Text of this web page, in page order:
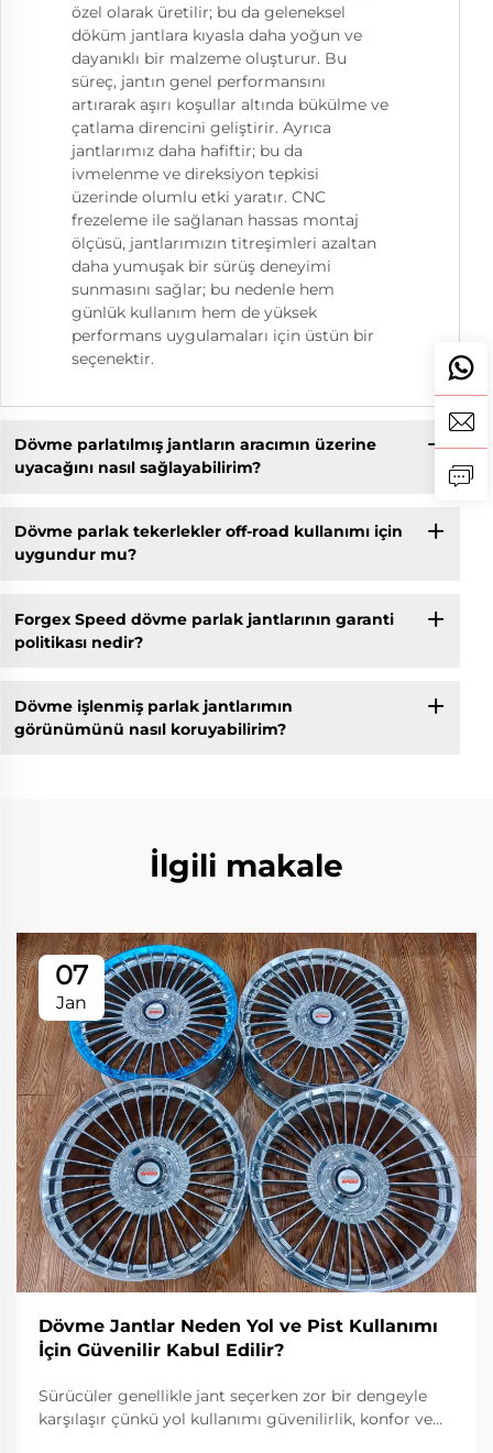
özel olarak üretilir; bu da geleneksel
döküm jantlara kıyasla daha yoğun ve
dayanıklı bir malzeme oluşturur. Bu
süreç, jantın genel performansını
artırarak aşırı koşullar altında bükülme ve
çatlama direncini geliştirir. Ayrıca
jantlarımız daha hafiftir; bu da
ivmelenme ve direksiyon tepkisi
üzerinde olumlu etki yaratır. CNC
frezeleme ile sağlanan hassas montaj
ölçüsü, jantlarımızın titreşimleri azaltan
daha yumuşak bir sürüş deneyimi
sunmasını sağlar; bu nedenle hem
günlük kullanım hem de yüksek
performans uygulamaları için üstün bir
seçenektir.
Dövme parlatılmış jantların aracımın üzerine
uyacağını nasıl sağlayabilirim?
Dövme parlak tekerlekler off-road kullanımı için
uygundur mu?
Forgex Speed dövme parlak jantlarının garanti
politikası nedir?
Dövme işlenmiş parlak jantlarımın
görünümünü nasıl koruyabilirim?
İlgili makale
07
Jan
Dövme Jantlar Neden Yol ve Pist Kullanımı
İçin Güvenilir Kabul Edilir?
Sürücüler genellikle jant seçerken zor bir dengeyle
karşılaşır çünkü yol kullanımı güvenilirlik, konfor ve